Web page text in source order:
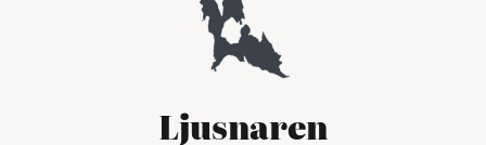
Ljusnaren